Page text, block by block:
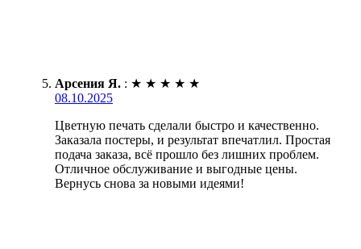
Арсения Я. : ★ ★ ★ ★ ★
08.10.2025
Цветную печать сделали быстро и качественно.
Заказала постеры, и результат впечатлил. Простая
подача заказа, всё прошло без лишних проблем.
Отличное обслуживание и выгодные цены.
Вернусь снова за новыми идеями!